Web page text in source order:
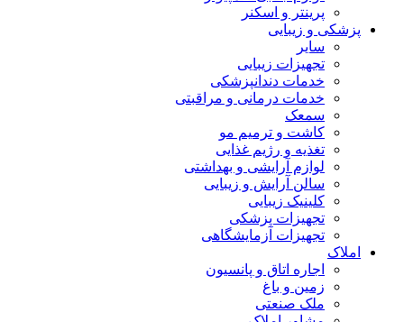
پرینتر و اسکنر
پزشکی و زیبایی
سایر
تجهیزات زیبایی
خدمات دندانپزشکی
خدمات درمانی و مراقبتی
سمعک
کاشت و ترمیم مو
تغذیه و رژیم غذایی
لوازم آرایشی و بهداشتی
سالن آرایش و زیبایی
کلینیک زیبایی
تجهیزات پزشکی
تجهیزات آزمایشگاهی
املاک
اجاره اتاق و پانسیون
زمین و باغ
ملک صنعتی